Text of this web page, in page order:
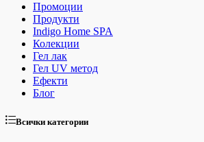
Промоции
Продукти
Indigo Home SPA
Колекции
Гел лак
Гел UV метод
Ефекти
Блог
Всички категории